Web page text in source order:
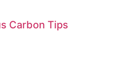
Carbon Tips